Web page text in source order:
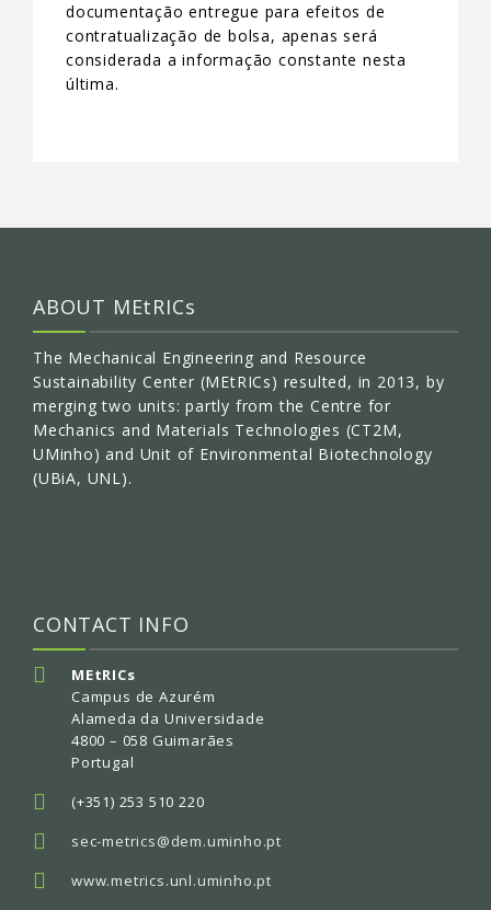
documentação entregue para efeitos de
contratualização de bolsa, apenas será
considerada a informação constante nesta
última.
ABOUT MEtRICs
The Mechanical Engineering and Resource
Sustainability Center (MEtRICs) resulted, in 2013, by
merging two units: partly from the Centre for
Mechanics and Materials Technologies (CT2M,
UMinho) and Unit of Environmental Biotechnology
(UBiA, UNL).
CONTACT INFO
MEtRICs
Campus de Azurém
Alameda da Universidade
4800 – 058 Guimarães
Portugal
(+351) 253 510 220
sec-metrics@dem.uminho.pt
www.metrics.unl.uminho.pt